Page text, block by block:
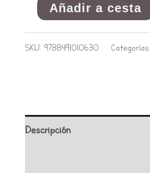
Añadir a cesta
SKU: 9788491010630 Categorías:
Descripción